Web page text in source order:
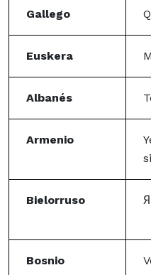
Gallego
Euskera
Albanés
Armenio
Bielorruso
Bosnio